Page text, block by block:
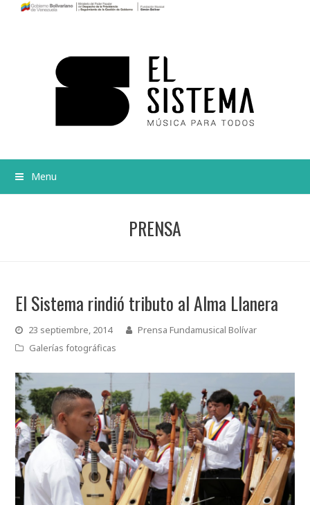
Menu
PRENSA
El Sistema rindió tributo al Alma Llanera
23 septiembre, 2014
Prensa Fundamusical Bolívar
Galerías fotográficas